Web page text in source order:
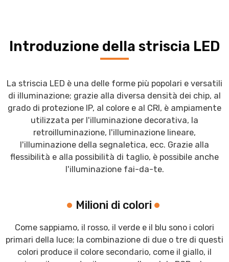
Introduzione della striscia LED
La striscia LED è una delle forme più popolari e versatili
di illuminazione; grazie alla diversa densità dei chip, al
grado di protezione IP, al colore e al CRI, è ampiamente
utilizzata per l'illuminazione decorativa, la
retroilluminazione, l'illuminazione lineare,
l'illuminazione della segnaletica, ecc. Grazie alla
flessibilità e alla possibilità di taglio, è possibile anche
l'illuminazione fai-da-te.
Milioni di colori
Come sappiamo, il rosso, il verde e il blu sono i colori
primari della luce; la combinazione di due o tre di questi
colori produce il colore secondario, come il giallo, il